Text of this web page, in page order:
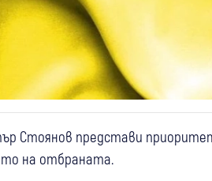
Стоянов представи
на отбраната.